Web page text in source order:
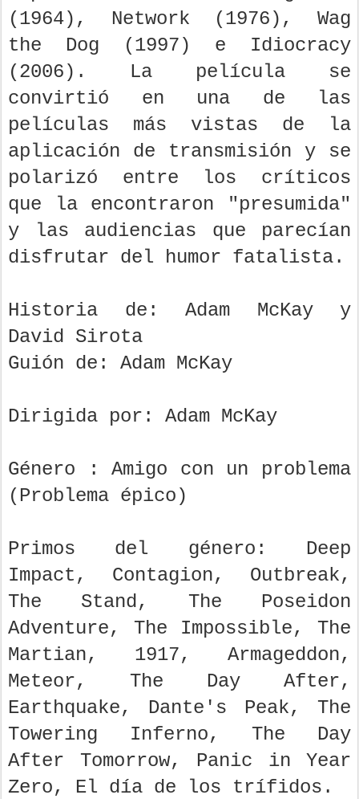
(1964), Network (1976), Wag
the Dog (1997) e Idiocracy
(2006). La película se
convirtió en una de las
películas más vistas de la
aplicación de transmisión y se
polarizó entre los críticos
que la encontraron "presumida"
y las audiencias que parecían
disfrutar del humor fatalista.
Historia de: Adam McKay y
David Sirota
Guión de: Adam McKay
Dirigida por: Adam McKay
Género : Amigo con un problema
(Problema épico)
Primos del género: Deep
Impact, Contagion, Outbreak,
The Stand, The Poseidon
Adventure, The Impossible, The
Martian, 1917, Armageddon,
Meteor, The Day After,
Earthquake, Dante's Peak, The
Towering Inferno, The Day
After Tomorrow, Panic in Year
Zero, El día de los trífidos.